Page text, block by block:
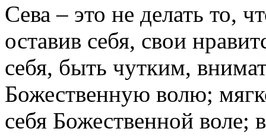
Сева – это не делать то,
оставив себя, свои
себя, быть чутким,
Божественную волю;
себя Божественной воле;